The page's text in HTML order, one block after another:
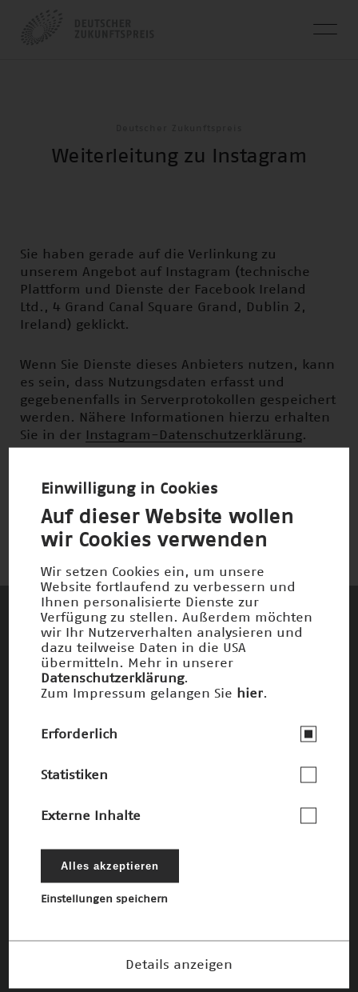
Weiterleitung zu Instagram
Sie haben gerade auf die Verlinkung zu
unserem Angebot auf Instagram (technische
Plattform und Dienste der Facebook Ireland
Ltd., 4 Grand Canal Square Grand, Dublin 2,
Ireland) geklickt.
Wenn Sie Dienste dieses Anbieters nutzen, kann
es sein, dass Nutzungsdaten erfasst und
gegebenenfalls in Serverprotokollen gespeichert
werden. Nähere Informationen hierzu erhalten
Sie in der
Instagram-Datenschutzerklärung.
Zukunftspreises .
Diese Unternehmen und Stiftungen
fördern den Deutschen Zukunftspreis und
die damit verbundenen Ziele
Einwilligung in Cookies
Auf dieser Website wollen
wir Cookies verwenden
Wir setzen Cookies ein, um unsere
Website fortlaufend zu verbessern und
Ihnen personalisierte Dienste zur
Verfügung zu stellen. Außerdem möchten
wir Ihr Nutzerverhalten analysieren und
dazu teilweise Daten in die USA
übermitteln. Mehr in unserer
Datenschutzerklärung.
Zum Impressum gelangen Sie
hier
Erforderlich
Statistiken
Externe Inhalte
Alles akzeptieren
Einstellungen speichern
Details anzeigen